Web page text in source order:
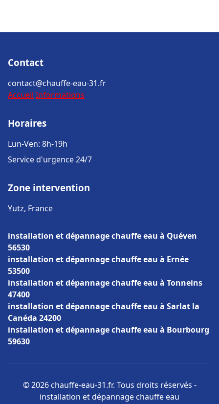
Contact
contact@chauffe-eau-31.fr
Accueil Informations
Horaires
Lun-Ven: 8h-19h
Service d'urgence 24/7
Zone intervention
Yutz, France
installation et dépannage chauffe eau à Quéven
56530
installation et dépannage chauffe eau à Ernée
53500
installation et dépannage chauffe eau à Tonneins
47400
installation et dépannage chauffe eau à Sarlat la
Canéda 24200
installation et dépannage chauffe eau à Bourbourg
59630
© 2026 chauffe-eau-31.fr. Tous droits réservés -
installation et dépannage chauffe eau